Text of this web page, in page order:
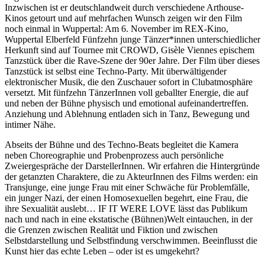
Inzwischen ist er deutschlandweit durch verschiedene Arthouse-
Kinos getourt und auf mehrfachen Wunsch zeigen wir den Film
noch einmal in Wuppertal: Am 6. November im REX-Kino,
Wuppertal Elberfeld Fünfzehn junge Tänzer*innen unterschiedlicher
Herkunft sind auf Tournee mit CROWD, Gisèle Viennes epischem
Tanzstück über die Rave-Szene der 90er Jahre. Der Film über dieses
Tanzstück ist selbst eine Techno-Party. Mit überwältigender
elektronischer Musik, die den Zuschauer sofort in Clubatmosphäre
versetzt. Mit fünfzehn TänzerInnen voll geballter Energie, die auf
und neben der Bühne physisch und emotional aufeinandertreffen.
Anziehung und Ablehnung entladen sich in Tanz, Bewegung und
intimer Nähe.
Abseits der Bühne und des Techno-Beats begleitet die Kamera
neben Choreographie und Probenprozess auch persönliche
Zweiergespräche der DarstellerInnen. Wir erfahren die Hintergründe
der getanzten Charaktere, die zu AkteurInnen des Films werden: ein
Transjunge, eine junge Frau mit einer Schwäche für Problemfälle,
ein junger Nazi, der einen Homosexuellen begehrt, eine Frau, die
ihre Sexualität auslebt… IF IT WERE LOVE lässt das Publikum
nach und nach in eine ekstatische (Bühnen)Welt eintauchen, in der
die Grenzen zwischen Realität und Fiktion und zwischen
Selbstdarstellung und Selbstfindung verschwimmen. Beeinflusst die
Kunst hier das echte Leben – oder ist es umgekehrt?